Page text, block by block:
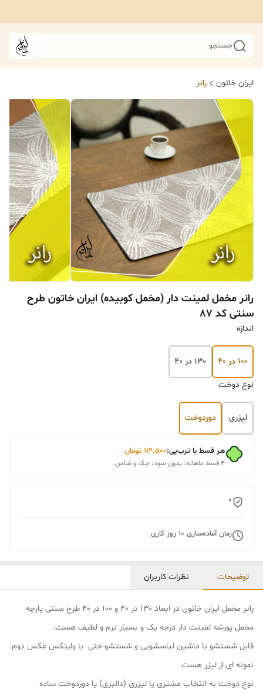
جستجو
ایران خاتون رانر
رانر مخمل لمینت دار (مخمل کوبیده) ایران خاتون طرح
سنتی کد 87
اندازه
۱۰۰ در ۴۰ ۱۳۰ در ۴۰
نوع دوخت
لیزری دوردوخت
هر قسط با ترب‌پی:۱۱۲٬۵۰۰ تومان
۴ قسط ماهانه. بدون سود، چک و ضامن.
0
زمان آماده‌سازی 10 روز کاری
توضیحات نظرات کاربران
رانر مخمل ایران خاتون در ابعاد ۱۳۰ در ۴۰ و ۱۰۰ در ۴۰ طرح سنتی پارچه
مخمل پورشه لمینت دار درجه یک و بسیار نرم و لطیف هست.
قابل شستشو با ماشین لباسشویی و شستشو حتی با وایتکس عکس دوم
نمونه ای از لیزر هست
نوع دوخت به انتخاب مشتری یا لیزری (دالبری) یا دوردوخت ساده